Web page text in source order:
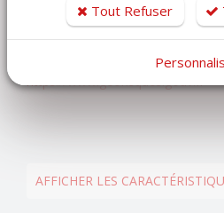
Procédure de copropriété :
Pas
Charges annuelles :6008 € / an
Les informations sur les risques
exposé sont disponibles sur le site
https://www.georisques.gouv.fr
AFFICHER LES
Tout Refuser